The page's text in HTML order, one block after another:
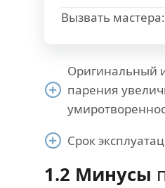
Вызвать мастера:
Оригинальный
парения
Срок
1.2 Минусы